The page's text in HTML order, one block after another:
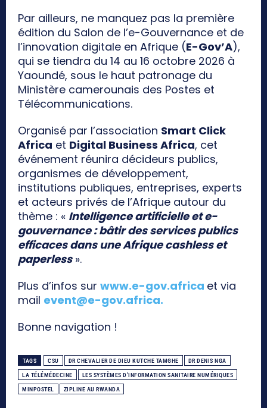
Par ailleurs, ne manquez pas la première
édition du Salon de l’e-Gouvernance et de
l’innovation digitale en Afrique (E-Gov’A),
qui se tiendra du 14 au 16 octobre 2026 à
Yaoundé, sous le haut patronage du
Ministère camerounais des Postes et
Télécommunications.
Organisé par l’association Smart Click
Africa et Digital Business Africa, cet
événement réunira décideurs publics,
organismes de développement,
institutions publiques, entreprises, experts
et acteurs privés de l’Afrique autour du
thème : « Intelligence artificielle et e-
gouvernance : bâtir des services publics
efficaces dans une Afrique cashless et
paperless».
Plus d’infos sur www.e-gov.africa et via
mail event@e-gov.africa.
Bonne navigation !
TAGS CSU DR CHEVALIER DE DIEU KUTCHE TAMGHE DR DENIS NGA
LA TÉLÉMÉDECINE LES SYSTÈMES D'INFORMATION SANITAIRE NUMÉRIQUES
MINPOSTEL ZIPLINE AU RWANDA